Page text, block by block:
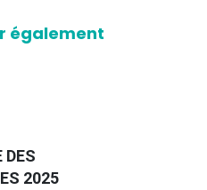
également
2025